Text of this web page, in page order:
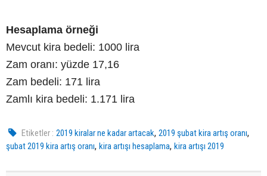
Hesaplama örneği
Mevcut kira bedeli: 1000 lira
Zam oranı: yüzde 17,16
Zam bedeli: 171 lira
Zamlı kira bedeli: 1.171 lira
Etiketler : 2019 kiralar ne kadar artacak,2019 şubat kira artış oranı,
şubat 2019 kira artış oranı, kira artışı hesaplama, kira artışı 2019